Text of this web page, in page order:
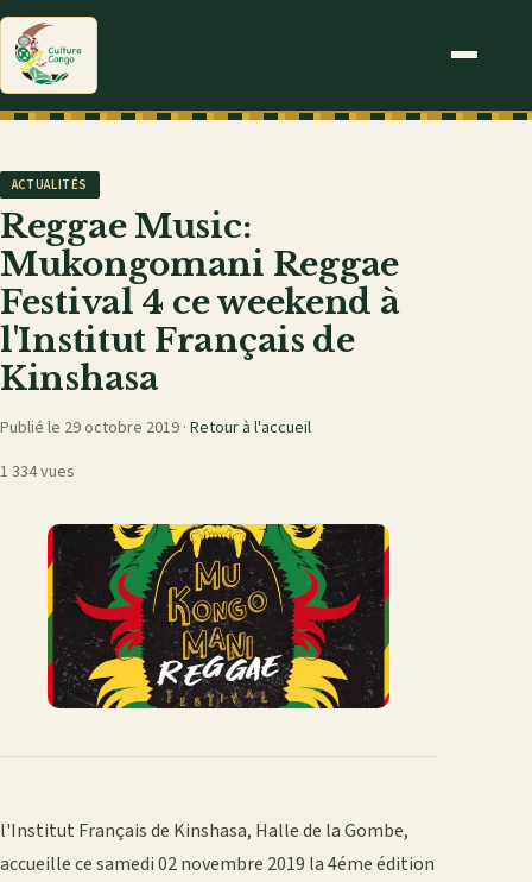
ACTUALITÉS
Reggae Music:
Mukongomani Reggae
Festival 4 ce weekend à
l'Institut Français de
Kinshasa
Publié le 29 octobre 2019 · Retour à l'accueil
1 334 vues
l'Institut Français de Kinshasa, Halle de la Gombe,
accueille ce samedi 02 novembre 2019 la 4éme édition